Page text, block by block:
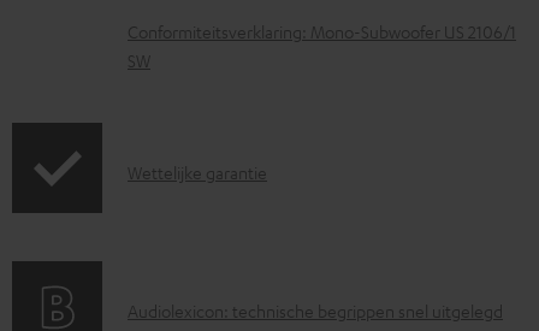
u
t
Conformiteitsverklaring: Mono-Subwoofer US 2106/1
SW
G
n
Wettelijke garantie
A
Audiolexicon: technische begrippen snel uitgelegd